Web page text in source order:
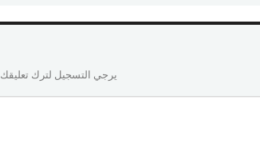
يرجي التسجيل لترك تعليقك